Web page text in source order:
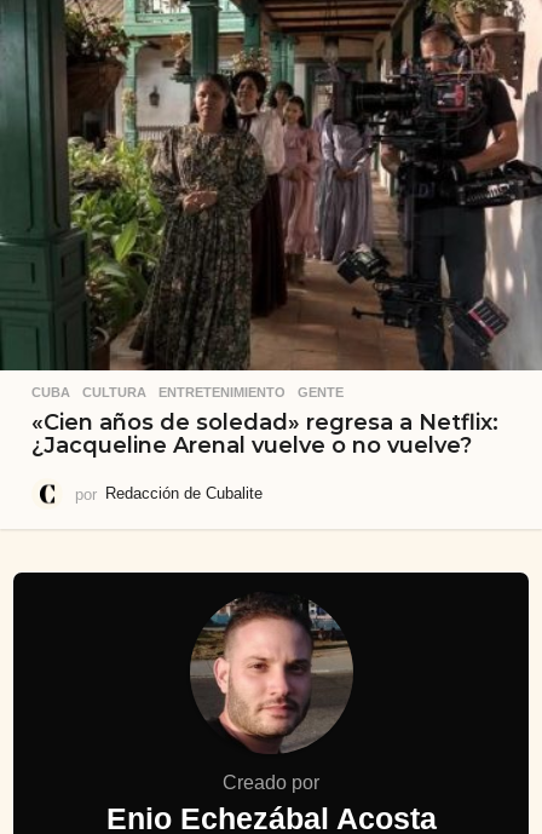
CUBA ,CULTURA ,ENTRETENIMIENTO ,GENTE
«Cien años de soledad» regresa a Netflix:
¿Jacqueline Arenal vuelve o no vuelve?
por Redacción de Cubalite
Creado por
Enio Echezábal Acosta